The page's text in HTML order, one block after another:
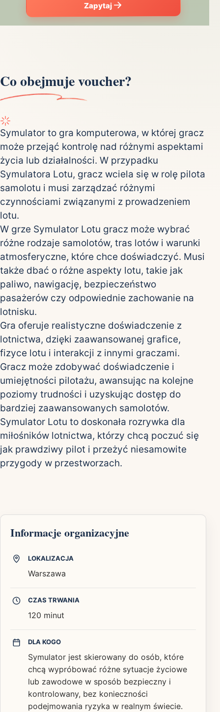
Zapytaj
Co obejmuje voucher?
Symulator to gra komputerowa, w której gracz
może przejąć kontrolę nad różnymi aspektami
życia lub działalności. W przypadku
Symulatora Lotu, gracz wciela się w rolę pilota
samolotu i musi zarządzać różnymi
czynnościami związanymi z prowadzeniem
lotu.
W grze Symulator Lotu gracz może wybrać
różne rodzaje samolotów, tras lotów i warunki
atmosferyczne, które chce doświadczyć. Musi
także dbać o różne aspekty lotu, takie jak
paliwo, nawigację, bezpieczeństwo
pasażerów czy odpowiednie zachowanie na
lotnisku.
Gra oferuje realistyczne doświadczenie z
lotnictwa, dzięki zaawansowanej grafice,
fizyce lotu i interakcji z innymi graczami.
Gracz może zdobywać doświadczenie i
umiejętności pilotażu, awansując na kolejne
poziomy trudności i uzyskując dostęp do
bardziej zaawansowanych samolotów.
Symulator Lotu to doskonała rozrywka dla
miłośników lotnictwa, którzy chcą poczuć się
jak prawdziwy pilot i przeżyć niesamowite
przygody w przestworzach.
Informacje organizacyjne
LOKALIZACJA
Warszawa
CZAS TRWANIA
120 minut
DLA KOGO
Symulator jest skierowany do osób, które
chcą wypróbować różne sytuacje życiowe
lub zawodowe w sposób bezpieczny i
kontrolowany, bez konieczności
podejmowania ryzyka w realnym świecie.